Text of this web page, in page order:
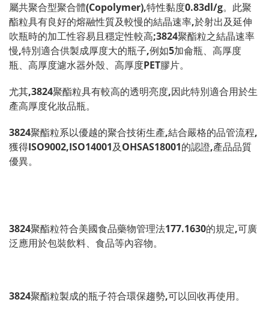
屬共聚合型聚合體(Copolymer),特性黏度0.83dl/g。此聚
酯粒具有良好的熔融性質及較慢的結晶速率,於射出及延伸
吹瓶時的加工性容易且穩定性較高;3824聚酯粒之結晶速率
慢,特別適合供製成厚度大的瓶子,例如5加侖瓶、高厚度
瓶、高厚度濾水器外殼、高厚度PET膠片。
尤其,3824聚酯粒具有較高的透明亮度,因此特別適合用於生
產高厚度化妝品瓶。
3824聚酯粒系以優越的聚合技術生產,結合嚴格的品管流程,
獲得ISO9002,ISO14001及OHSAS18001的認證,產品品質
優異。
3824聚酯粒符合美國食品藥物管理法177.1630的規定,可廣
泛應用於包裝飲料、食品等內容物。
3824聚酯粒製成的瓶子符合環保趨勢,可以回收再使用。